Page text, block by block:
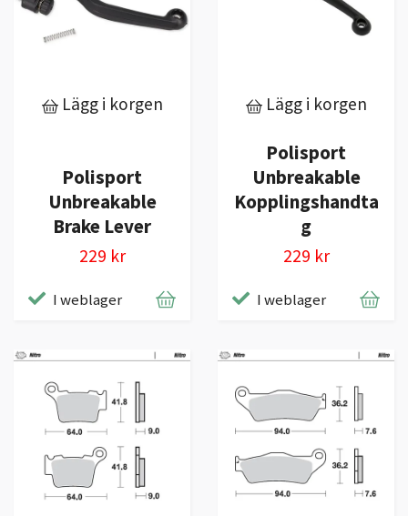
Lägg i korgen
Polisport
Unbreakable
Brake Lever
229 kr
I weblager
Lägg i korgen
Polisport
Unbreakable
Kopplingshandta
g
229 kr
I weblager